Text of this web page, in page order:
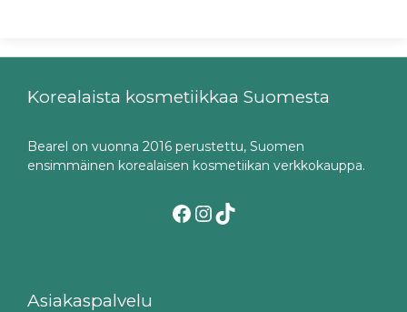
Korealaista kosmetiikkaa Suomesta
Bearel on vuonna 2016 perustettu, Suomen
ensimmäinen korealaisen kosmetiikan verkkokauppa.
Facebook
Instagram
TikTok
Asiakaspalvelu